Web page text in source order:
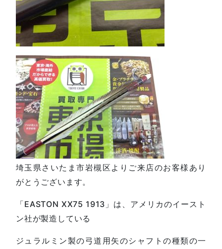
埼玉県さいたま市岩槻区よりご来店のお客様あり
がとうございます。
「EASTON XX75 1913」は、アメリカのイースト
ン社が製造している
ジュラルミン製の弓道用矢のシャフトの種類の一